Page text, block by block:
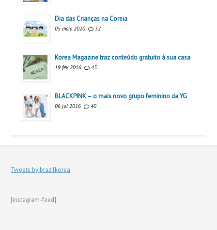
Dia das Crianças na Coreia
05 maio 2020 52
Korea Magazine traz conteúdo gratuito à sua casa
19 fev 2016 45
BLACKPINK – o mais novo grupo feminino da YG
06 jul 2016 40
Tweets by brazilkorea
[instagram-feed]